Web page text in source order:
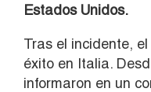
Estados Unidos.
Tras el incidente,
éxito en Italia.
informaron en un